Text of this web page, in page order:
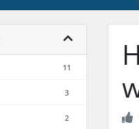
11
3
2